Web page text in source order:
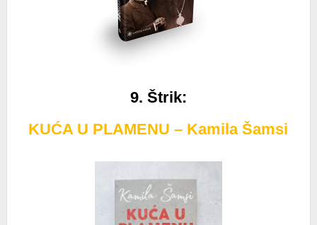
9. Štrik:
KUĆA U PLAMENU – Kamila Šamsi